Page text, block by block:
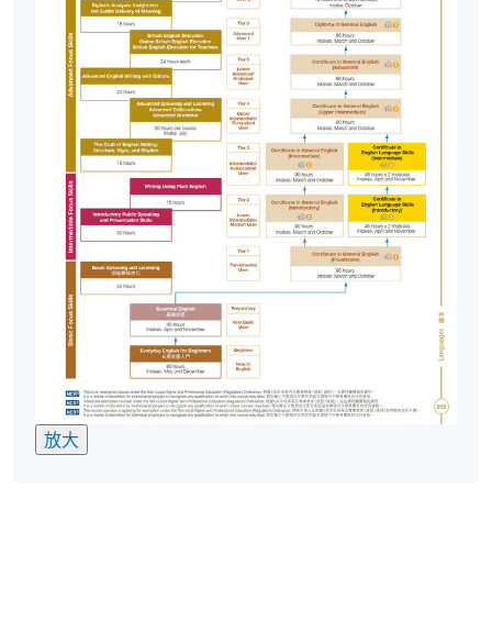
本校恕不批准退款或轉至其他班級的要求。
非本地申請人/非永久性香港居民
以下非本地/非永久性香港居民有資格在香港大學專業
進修學院修讀兼讀制英語語言課程，而無需辦理簽證
安排（他們在修讀兼讀制課程前無需事先獲得批
准）：
1. 持有香港學生簽證並在HKU SPACE就讀的學生；
2. 持有單程證在香港居住的人士；
3. 以受養者身分到港的人士；
4. 持有有效工作/就業簽證的人；
5. 根據資本投資者入境計畫留在香港的人士；和
6. 持有非本地畢業生移民安排 (IANG) 的人士
個人申請人有責任確保其簽證有效並做出適當的簽證
安排。報名時，非本地申請者必須出示許可證和/或簽
放大